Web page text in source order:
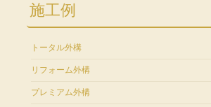
施工例
トータル外構
リフォーム外構
プレミアム外構